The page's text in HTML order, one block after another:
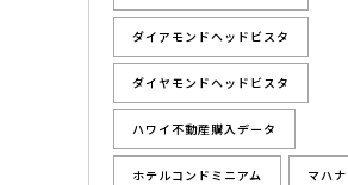
ダイアモンドヘッドビスタ
ダイヤモンドヘッドビスタ
ハワイ不動産購入データ
ホテルコンドミニアム マハナ